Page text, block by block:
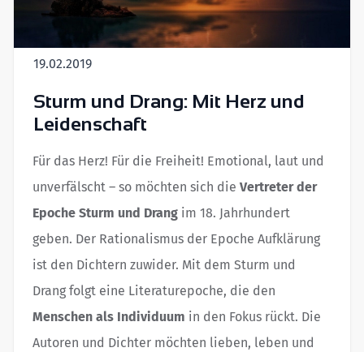
19.02.2019
Sturm und Drang: Mit Herz und
Leidenschaft
Für das Herz! Für die Freiheit! Emotional, laut und
unverfälscht – so möchten sich die Vertreter der
Epoche Sturm und Drang im 18. Jahrhundert
geben. Der Rationalismus der Epoche Aufklärung
ist den Dichtern zuwider. Mit dem Sturm und
Drang folgt eine Literaturepoche, die den
Menschen als Individuum in den Fokus rückt. Die
Autoren und Dichter möchten lieben, leben und